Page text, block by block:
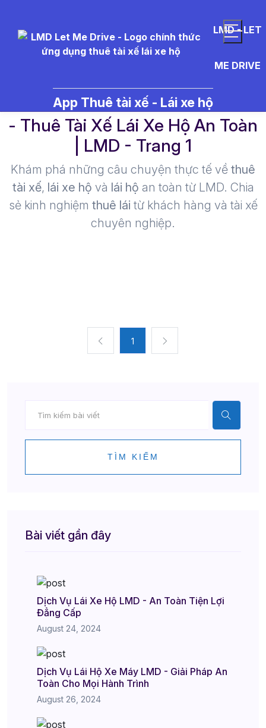
LMD - LET
ME DRIVE
App Thuê tài xế - Lái xe hộ
- Thuê Tài Xế Lái Xe Hộ An Toàn
| LMD - Trang 1​
Khám phá những câu chuyện thực tế về thuê
tài xế, lái xe hộ và lái hộ an toàn từ LMD. Chia
sẻ kinh nghiệm thuê lái từ khách hàng và tài xế
chuyên nghiệp.
1
TÌM KIẾM
Bài viết gần đây
Dịch Vụ Lái Xe Hộ LMD - An Toàn Tiện Lợi
Đẳng Cấp
August 24, 2024
Dịch Vụ Lái Hộ Xe Máy LMD - Giải Pháp An
Toàn Cho Mọi Hành Trình
August 26, 2024